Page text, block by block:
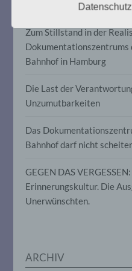
Wir trauern um Heidburg
Zum Stillstand in der
Dokumentationszentrums
Bahnhof in Hamburg
Die Last der
Unzumutbarkeiten
Das
Bahnhof darf nicht
GEGEN DAS
Erinnerungskultur. Die
Unerwünschten.
ARCHIV
Informationen,
identifizierte
natürliche
„betroffene
identifizierbar
angesehen, die
insbesondere
Kennnummer,
Online-Kennung
psychischen,
Person sind,
b) betroffene
deren
für die